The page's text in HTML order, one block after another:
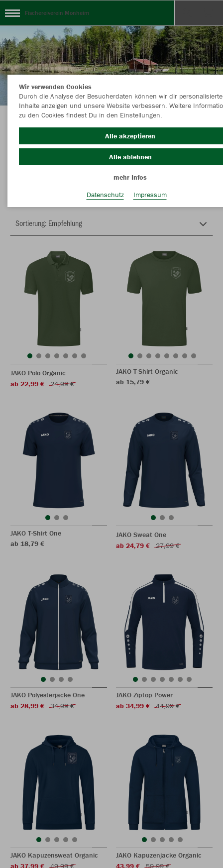
Fischereiverein Monheim
Herzlich Willkommen im Teamshop
Fischereiverein Monheim
JAKO Polo Organic
ab 22,99 €
24,99 €
JAKO T-Shirt Organic
ab 15,79 €
JAKO T-Shirt One
ab 18,79 €
JAKO Sweat One
ab 24,79 €
27,99 €
JAKO Polyesterjacke One
ab 28,99 €
34,99 €
JAKO Ziptop Power
ab 34,99 €
44,99 €
JAKO Kapuzensweat Organic
ab 37,99 €
49,99 €
JAKO Kapuzenjacke Organic
43,99 €
59,99 €
Wir verwenden Cookies
Durch die Analyse der Besucherdaten können wir dir personalisierte
Inhalte anzeigen und unsere Website verbessern. Weitere
zu den Cookies findest Du in den Einstellungen.
Alle akzeptieren
Alle ablehnen
mehr Infos
Datenschutz
Impressum